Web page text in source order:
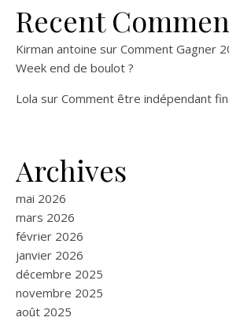
Recent
Kirman antoine sur Comment Gagner
Week end de boulot ?
Lola sur Comment être indépendant
Archives
mai 2026
mars 2026
février 2026
janvier 2026
décembre 2025
novembre 2025
août 2025